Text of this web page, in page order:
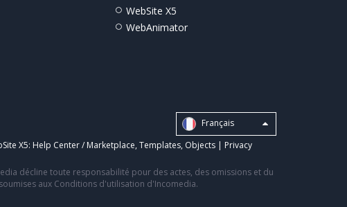
WebSite X5
WebAnimator
Français
X5: Help Center / Marketplace, Templates, Objects | Privacy
décline toute responsabilité pour des actes, des omissions et du
aux Conditions d'utilisation d'Incomedia.